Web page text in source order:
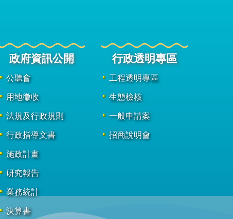
政府資訊公開
公聽會
用地徵收
法規及行政規則
行政指導文書
施政計畫
研究報告
業務統計
決算書
行政透明專區
工程透明專區
生態檢核
一般申請案
招商說明會